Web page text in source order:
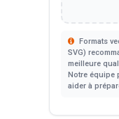
Formats
SVG)
meilleure
Notre équipe
aider à